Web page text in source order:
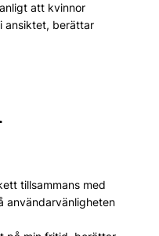
att kvinnor
ansiktet, berättar
tillsammans med
användarvänligheten